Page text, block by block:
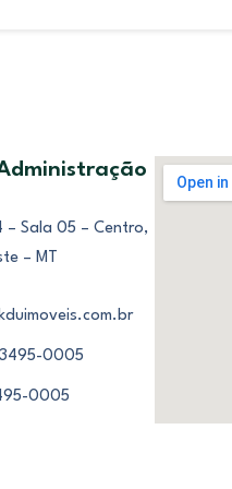
– Sala 05 – Centro,
– MT
0005
0005